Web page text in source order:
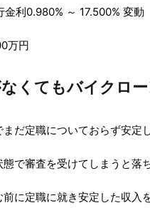
金利0.980% ～ 17.500% 変動
万円
くてもバイクロ
まだ定職についておらず安定
で審査を受けてしまうと落
前に定職に就き安定した収入